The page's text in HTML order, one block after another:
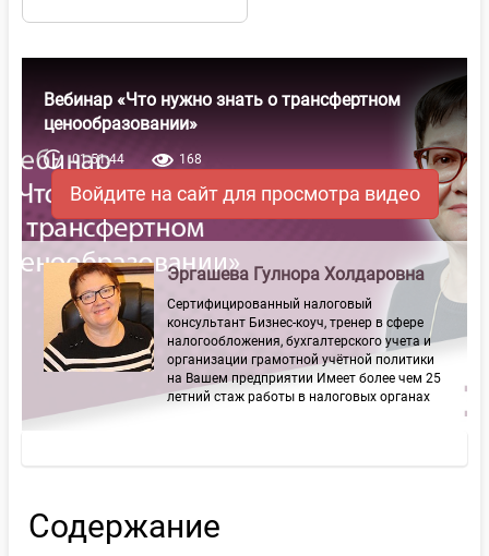
Вебинар «Что нужно знать о трансфертном
ценообразовании»
01:51:44 168
Войдите на сайт для просмотра видео
Эргашева Гулнора Холдаровна
Сертифицированный налоговый
консультант Бизнес-коуч, тренер в сфере
налогообложения, бухгалтерского учета и
организации грамотной учётной политики
на Вашем предприятии Имеет более чем 25
летний стаж работы в налоговых органах
Содержание